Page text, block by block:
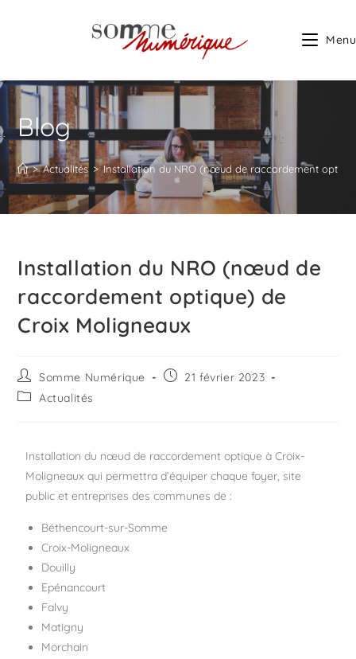
Menu
Blog
> Actualités > Installation du NRO (nœud de raccordement
Installation du NRO (nœud de
raccordement optique) de
Croix Moligneaux
Somme Numérique
21 février 2023
Actualités
Installation du nœud de raccordement optique à Croix-
Moligneaux qui permettra d’équiper chaque foyer, site
public et entreprises des communes de :
Béthencourt-sur-Somme
Croix-Moligneaux
Douilly
Epénancourt
Falvy
Matigny
Morchain